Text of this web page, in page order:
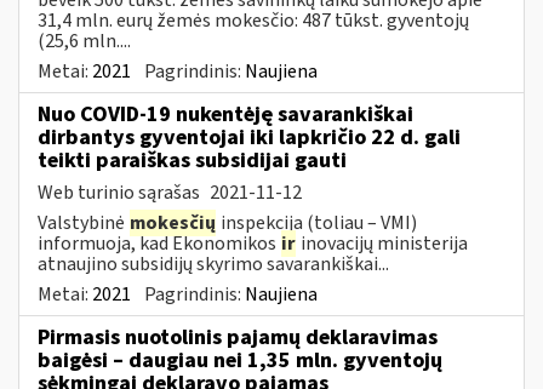
31,4 mln. eurų žemės mokesčio: 487 tūkst. gyventojų
(25,6 mln....
Metai: 2021 Pagrindinis: Naujiena
Nuo COVID-19 nukentėję savarankiškai
dirbantys gyventojai iki lapkričio 22 d. gali
teikti paraiškas subsidijai gauti
Web turinio sąrašas 2021-11-12
Valstybinė mokesčių inspekcija (toliau – VMI)
informuoja, kad Ekonomikos ir inovacijų ministerija
atnaujino subsidijų skyrimo savarankiškai...
Metai: 2021 Pagrindinis: Naujiena
Pirmasis nuotolinis pajamų deklaravimas
baigėsi – daugiau nei 1,35 mln. gyventojų
sėkmingai deklaravo pajamas